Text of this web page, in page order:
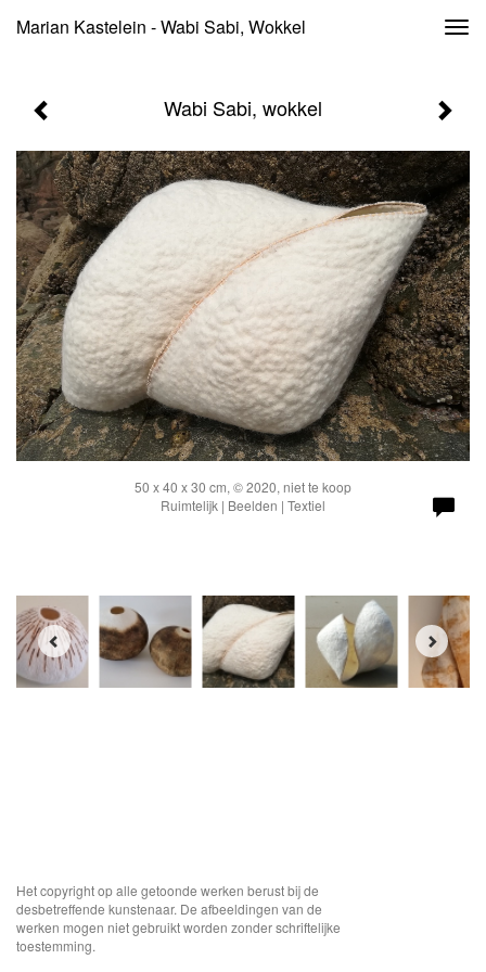
Marian Kastelein - Wabi Sabi, Wokkel
Wabi Sabi, wokkel
50 x 40 x 30 cm, © 2020, niet te koop
Ruimtelijk | Beelden | Textiel
Het copyright op alle getoonde werken berust bij de
desbetreffende kunstenaar. De afbeeldingen van de
werken mogen niet gebruikt worden zonder schriftelijke
toestemming.